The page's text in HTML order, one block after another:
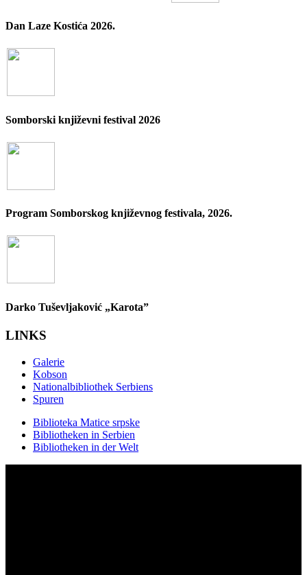
Dan Laze Kostića 2026.
Somborski književni festival 2026
Program Somborskog književnog festivala, 2026.
Darko Tuševljaković „Karota”
LINKS
Galerie
Kobson
Nationalbibliothek Serbiens
Spuren
Biblioteka Matice srpske
Bibliotheken in Serbien
Bibliotheken in der Welt